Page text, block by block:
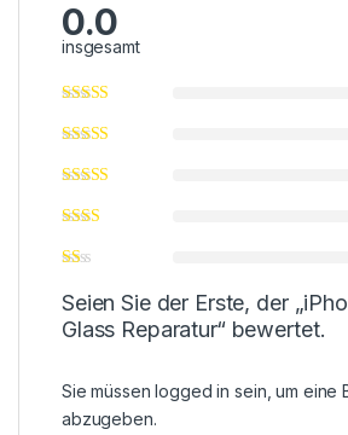
0.0
insgesamt
Seien Sie der Erste, der
Glass Reparatur“ bewertet.
Sie müssenlogged in sein, um eine
abzugeben.